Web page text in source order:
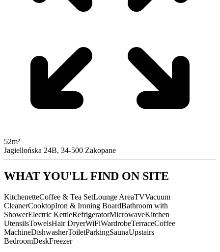
52m²
Jagiellońska 24B, 34-500 Zakopane
WHAT YOU'LL FIND ON SITE
KitchenetteCoffee & Tea SetLounge AreaTVVacuum
CleanerCooktopIron & Ironing BoardBathroom with
ShowerElectric KettleRefrigeratorMicrowaveKitchen
UtensilsTowelsHair DryerWiFiWardrobeTerraceCoffee
MachineDishwasherToiletParkingSaunaUpstairs
BedroomDeskFreezer